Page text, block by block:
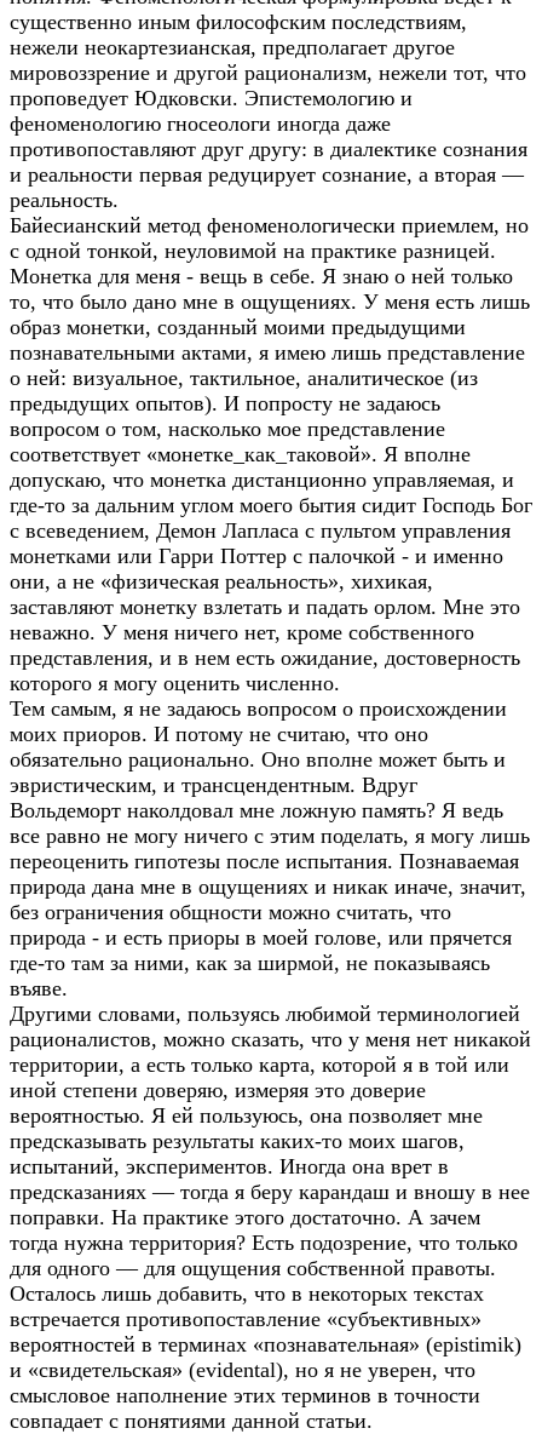
существенно иным философским последствиям,
нежели неокартезианская, предполагает другое
мировоззрение и другой рационализм, нежели тот, что
проповедует Юдковски. Эпистемологию и
феноменологию гносеологи иногда даже
противопоставляют друг другу: в диалектике сознания
и реальности первая редуцирует сознание, а вторая —
реальность.
Байесианский метод феноменологически приемлем, но
с одной тонкой, неуловимой на практике разницей.
Монетка для меня - вещь в себе. Я знаю о ней только
то, что было дано мне в ощущениях. У меня есть лишь
образ монетки, созданный моими предыдущими
познавательными актами, я имею лишь представление
о ней: визуальное, тактильное, аналитическое (из
предыдущих опытов). И попросту не задаюсь
вопросом о том, насколько мое представление
соответствует «монетке_как_таковой». Я вполне
допускаю, что монетка дистанционно управляемая, и
где-то за дальним углом моего бытия сидит Господь Бог
с всеведением, Демон Лапласа с пультом управления
монетками или Гарри Поттер с палочкой - и именно
они, а не «физическая реальность», хихикая,
заставляют монетку взлетать и падать орлом. Мне это
неважно. У меня ничего нет, кроме собственного
представления, и в нем есть ожидание, достоверность
которого я могу оценить численно.
Тем самым, я не задаюсь вопросом о происхождении
моих приоров. И потому не считаю, что оно
обязательно рационально. Оно вполне может быть и
эвристическим, и трансцендентным. Вдруг
Вольдеморт наколдовал мне ложную память? Я ведь
все равно не могу ничего с этим поделать, я могу лишь
переоценить гипотезы после испытания. Познаваемая
природа дана мне в ощущениях и никак иначе, значит,
без ограничения общности можно считать, что
природа - и есть приоры в моей голове, или прячется
где-то там за ними, как за ширмой, не показываясь
въяве.
Другими словами, пользуясь любимой терминологией
рационалистов, можно сказать, что у меня нет никакой
территории, а есть только карта, которой я в той или
иной степени доверяю, измеряя это доверие
вероятностью. Я ей пользуюсь, она позволяет мне
предсказывать результаты каких-то моих шагов,
испытаний, экспериментов. Иногда она врет в
предсказаниях — тогда я беру карандаш и вношу в нее
поправки. На практике этого достаточно. А зачем
тогда нужна территория? Есть подозрение, что только
для одного — для ощущения собственной правоты.
Осталось лишь добавить, что в некоторых текстах
встречается противопоставление «субъективных»
вероятностей в терминах «познавательная» (epistimik)
и «свидетельская» (evidental), но я не уверен, что
смысловое наполнение этих терминов в точности
совпадает с понятиями данной статьи.